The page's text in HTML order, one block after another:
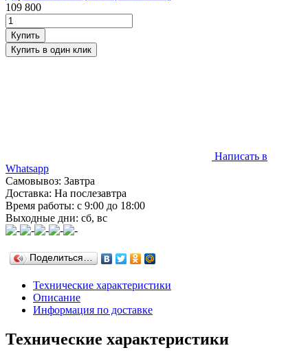
109 800
Написать в
Whatsapp
Самовывоз: Завтра
Доставка: На послезавтра
Время работы: с 9:00 до 18:00
Выходные дни: сб, вс
Поделиться…
Технические характеристики
Описание
Информация по доставке
Технические характеристики